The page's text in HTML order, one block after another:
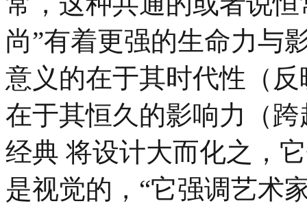
尚”有着更强的生命力与
意义的在于其时代性（
在于其恒久的影响力（
经典 将设计大而化之，
是视觉的，“它强调艺术